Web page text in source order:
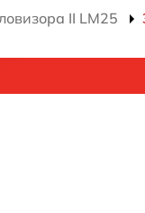
II LM25